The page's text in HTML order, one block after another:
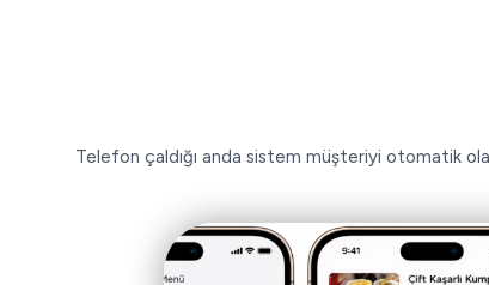
Telefon çaldığı anda sistem müşteriyi otomatik